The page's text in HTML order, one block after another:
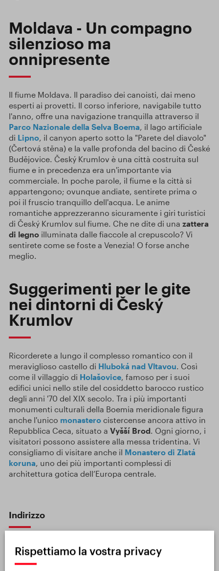
Moldava - Un compagno
silenzioso ma
onnipresente
Il fiume Moldava. Il paradiso dei canoisti, dai meno
esperti ai provetti. Il corso inferiore, navigabile tutto
l'anno, offre una navigazione tranquilla attraverso il
Parco Nazionale della Selva Boema , il lago artificiale
di Lipno , il canyon aperto sotto la "Parete del diavolo"
(Čertová stěna) e la valle profonda del bacino di České
Budějovice. Český Krumlov è una città costruita sul
fiume e in precedenza era un'importante via
commerciale. In poche parole, il fiume e la città si
appartengono; ovunque andiate, sentirete prima o
poi il fruscio tranquillo dell'acqua. Le anime
romantiche apprezzeranno sicuramente i giri turistici
di Český Krumlov sul fiume. Che ne dite di una zattera
di legno illuminata dalle fiaccole al crepuscolo? Vi
sentirete come se foste a Venezia! O forse anche
meglio.
Suggerimenti per le gite
nei dintorni di Český
Krumlov
Ricorderete a lungo il complesso romantico con il
meraviglioso castello di Hluboká nad Vltavou . Così
come il villaggio di Holašovice , famoso per i suoi
edifici unici nello stile del cosiddetto barocco rustico
degli anni '70 del XIX secolo. Tra i più importanti
monumenti culturali della Boemia meridionale figura
anche l'unico monastero cistercense ancora attivo in
Repubblica Ceca, situato a Vyšší Brod . Ogni giorno, i
visitatori possono assistere alla messa tridentina. Vi
consigliamo di visitare anche il Monastero di Zlatá
koruna , uno dei più importanti complessi di
architettura gotica dell’Europa centrale.
Indirizzo
Infocentrum Český Krumlov, Náměstí Svornosti 2,
38101 Český Krumlov
Rispettiamo la vostra privacy